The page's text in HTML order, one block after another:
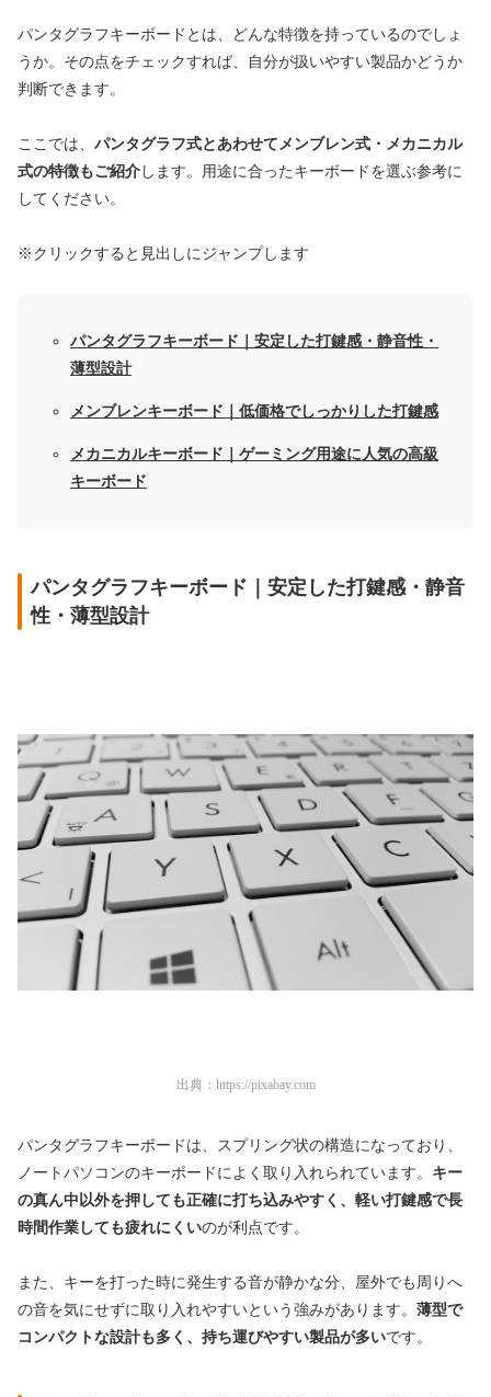
パンタグラフキーボードとは、どんな特徴を持っているのでしょ
うか。その点をチェックすれば、自分が扱いやすい製品かどうか
判断できます。
ここでは、 パンタグラフ式とあわせてメンブレン式・メカニカル
式の特徴もご紹介 します。用途に合ったキーボードを選ぶ参考に
してください。
※クリックすると見出しにジャンプします
パンタグラフキーボード｜安定した打鍵感・静音性・
薄型設計
メンブレンキーボード｜低価格でしっかりした打鍵感
メカニカルキーボード｜ゲーミング用途に人気の高級
キーボード
パンタグラフキーボード｜安定した打鍵感・静音
性・薄型設計
出典： https://pixabay.com
パンタグラフキーボードは、スプリング状の構造になっており、
ノートパソコンのキーボードによく取り入れられています。 キー
の真ん中以外を押しても正確に打ち込みやすく、軽い打鍵感で長
時間作業しても疲れにくいのが利点です。
また、キーを打った時に発生する音が静かな分、屋外でも周りへ
の音を気にせずに取り入れやすいという強みがあります。 薄型で
コンパクトな設計も多く、持ち運びやすい製品が多いです。